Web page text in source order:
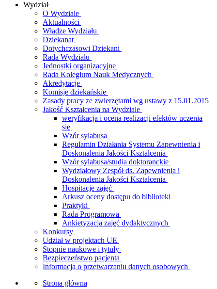
Wydział
O Wydziale
Aktualności
Władze Wydziału
Dziekanat
Dotychczasowi Dziekani
Rada Wydziału
Jednostki organizacyjne
Rada Kolegium Nauk Medycznych
Akredytacje
Komisje dziekańskie
Zasady pracy ze zwierzętami wg ustawy z 15.01.2015
Jakość Kształcenia na Wydziale
weryfikacja i ocena realizacji efektów uczenia
się
Wzór sylabusa
Regulamin Działania Systemu Zapewnienia i
Doskonalenia Jakości Kształcenia
Wzór sylabusa/studia doktoranckie
Wydziałowy Zespół ds. Zapewnienia i
Doskonalenia Jakości Kształcenia
Hospitacje zajęć
Arkusz oceny dostępu do biblioteki
Praktyki
Rada Programowa
Ankietyzacja zajęć dydaktycznych
Konkursy
Udział w projektach UE
Stopnie naukowe i tytuły
Bezpieczeństwo pacjenta
Informacja o przetwarzaniu danych osobowych
Strona główna